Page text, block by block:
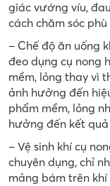
giác vướng víu,
cách chăm sóc
– Chế độ ăn uống
đeo dụng cụ nong
mềm, lỏng thay vì
ảnh hưởng đến
phẩm mềm, lỏng
hưởng đến kết
– Vệ sinh khí cụ
chuyên dụng, chỉ
mảng bám trên khí